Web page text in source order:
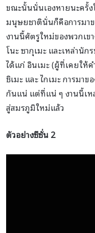
ขณะนั้นนั่นเองหายนะครั้
มนุษยชาตินั่นก็คือการมา
งานนี้ศัตรูใหม่ของพวกเข
โนะ ซากุเมะ และเหล่านั
ได้แก่ อินเมะ (ผู้ที่เคยให้ค
ชิเมะ และ ไกเมะ การมาข
กันแน่ แต่ที่แน่ ๆ งานนี้เห
สู่สมรภูมิใหม่แล้ว
ตัวอย่างซีซั่น 2